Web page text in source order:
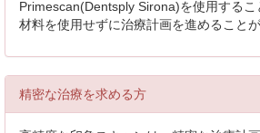
Primescan(Dentsply Sirona)を使用するこ
材料を使用せずに治療計画を進めることが
精密な治療を求める方